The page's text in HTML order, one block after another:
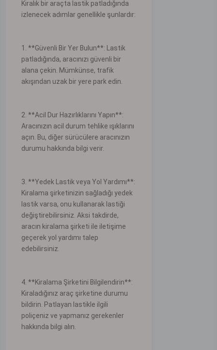
Kiralık bir araçta lastik patladığında
izlenecek adımlar genellikle şunlardır:
1. **Güvenli Bir Yer Bulun**: Lastik
patladığında, aracınızı güvenli bir
alana çekin. Mümkünse, trafik
akışından uzak bir yere park edin.
2. **Acil Dur Hazırlıklarını Yapın**:
Aracınızın acil durum tehlike ışıklarını
açın. Bu, diğer sürücülere aracınızın
durumu hakkında bilgi verir.
3. **Yedek Lastik veya Yol Yardımı**:
Kiralama şirketinizin sağladığı yedek
lastik varsa, onu kullanarak lastiği
değiştirebilirsiniz. Aksi takdirde,
aracın kiralama şirketi ile iletişime
geçerek yol yardımı talep
edebilirsiniz.
4. **Kiralama Şirketini Bilgilendirin**:
Kiraladığınız araç şirketine durumu
bildirin. Patlayan lastikle ilgili
poliçeniz ve yapmanız gerekenler
hakkında bilgi alın.